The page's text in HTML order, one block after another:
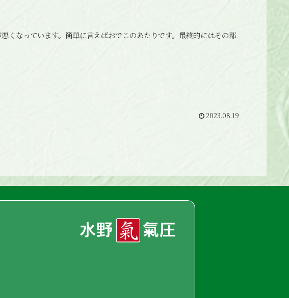
くなっています。簡単に言えばおでこのあたりです。最終的にはその部
2023.08.19